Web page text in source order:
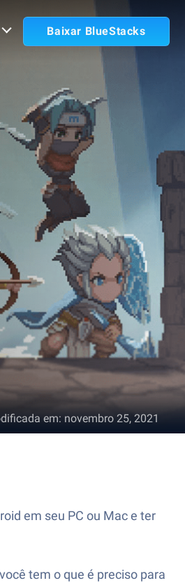
Baixar BlueStacks
em: novembro 25, 2021
em seu PC ou Mac e ter
tem o que é preciso para